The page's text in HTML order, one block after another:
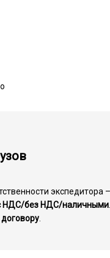
экспедитора
НДС/без НДС/наличными
договору